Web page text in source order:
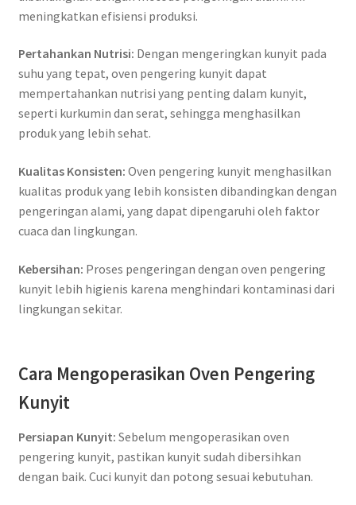
meningkatkan efisiensi produksi.
Pertahankan Nutrisi: Dengan mengeringkan kunyit pada
suhu yang tepat, oven pengering kunyit dapat
mempertahankan nutrisi yang penting dalam kunyit,
seperti kurkumin dan serat, sehingga menghasilkan
produk yang lebih sehat.
Kualitas Konsisten: Oven pengering kunyit menghasilkan
kualitas produk yang lebih konsisten dibandingkan dengan
pengeringan alami, yang dapat dipengaruhi oleh faktor
cuaca dan lingkungan.
Kebersihan: Proses pengeringan dengan oven pengering
kunyit lebih higienis karena menghindari kontaminasi dari
lingkungan sekitar.
Cara Mengoperasikan Oven Pengering
Kunyit
Persiapan Kunyit: Sebelum mengoperasikan oven
pengering kunyit, pastikan kunyit sudah dibersihkan
dengan baik. Cuci kunyit dan potong sesuai kebutuhan.